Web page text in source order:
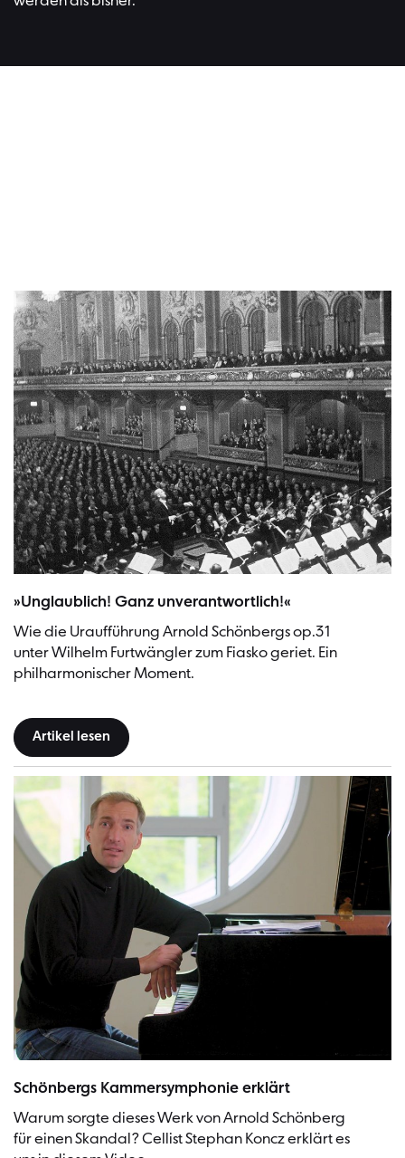
»Unglaublich! Ganz unverantwortlich!«
Wie die Uraufführung Arnold Schönbergs op.31
unter Wilhelm Furtwängler zum Fiasko geriet. Ein
philharmonischer Moment.
Artikel lesen
Schönbergs Kammersymphonie erklärt
Warum sorgte dieses Werk von Arnold Schönberg
für einen Skandal? Cellist Stephan Koncz erklärt es